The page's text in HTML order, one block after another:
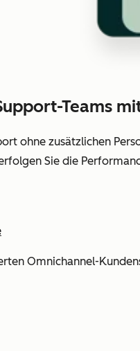
Teams
ohne zusätzlichen
Sie die
Omnichannel-